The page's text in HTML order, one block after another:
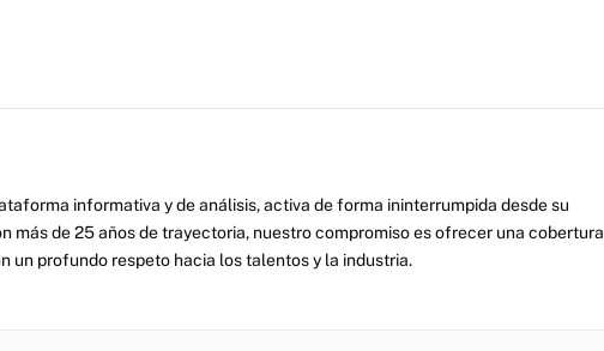
informativa y de análisis, activa de forma ininterrumpida desde su
más de 25 años de trayectoria, nuestro compromiso es ofrecer una cobertura
un profundo respeto hacia los talentos y la industria.